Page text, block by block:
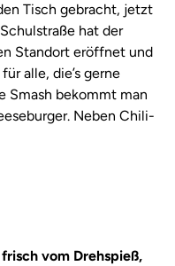
Tisch gebracht, jetzt
hat der
Standort eröffnet und
alle, die’s gerne
Smash bekommt man
Neben Chili-
vom Drehspieß,